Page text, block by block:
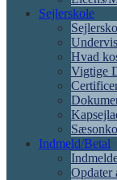
Sejlerskole
Hvad
Vigtige
Indmeld/Betal
Opdater